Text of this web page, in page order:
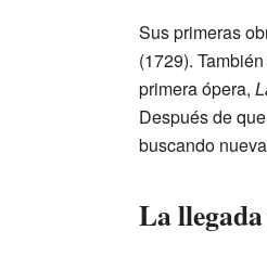
Sus primeras
(1729).
primera ópera,
Después de
buscando
La